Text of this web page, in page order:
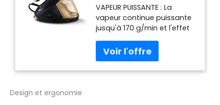
8000 PSG8140/80
Centrale Vapeur, sans
réglage, Vapeur
Automatique, 8,5 Bar,
Effet Pressing jusqu'à
700g Noir/Or
VAPEUR PUISSANTE : La
vapeur continue puissante
jusqu'à 170 g/min et l'effet
pressing de 700g combinés
à la puissance de 8.5 bars
de la centrale vapeur,
permettent d'éliminer
Design et ergonomie